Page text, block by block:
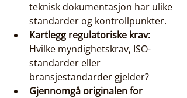
teknisk dokumentasjon har ulike
standarder og kontrollpunkter.
Kartlegg regulatoriske krav:
Hvilke myndighetskrav, ISO-
standarder eller
bransjestandarder gjelder?
Gjennomgå originalen for